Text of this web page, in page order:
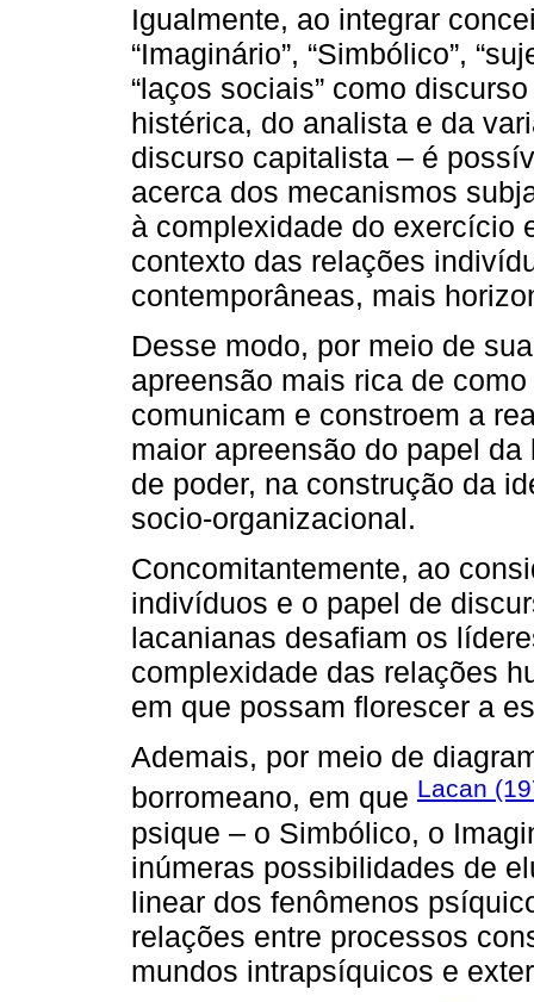
Igualmente, ao integrar
“Imaginário”, “Simbólico”,
“laços sociais” como
histérica, do analista e da
discurso capitalista – é
acerca dos mecanismos
à complexidade do exercício
contexto das relações
contemporâneas, mais
Desse modo, por meio de
apreensão mais rica de
comunicam e constroem a
maior apreensão do papel
de poder, na construção da
socio-organizacional.
Concomitantemente, ao
indivíduos e o papel de
lacanianas desafiam os
complexidade das relações
em que possam florescer a
Ademais, por meio de
borromeano, em que Lacan
psique – o Simbólico, o
inúmeras possibilidades de
linear dos fenômenos
relações entre processos
mundos intrapsíquicos e